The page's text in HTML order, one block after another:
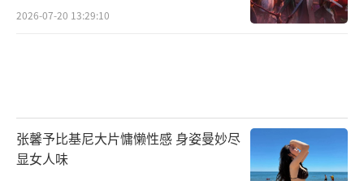
焦虑？
2026-07-20 13:29:10
张馨予比基尼大片慵懒性感 身姿曼妙尽
显女人味